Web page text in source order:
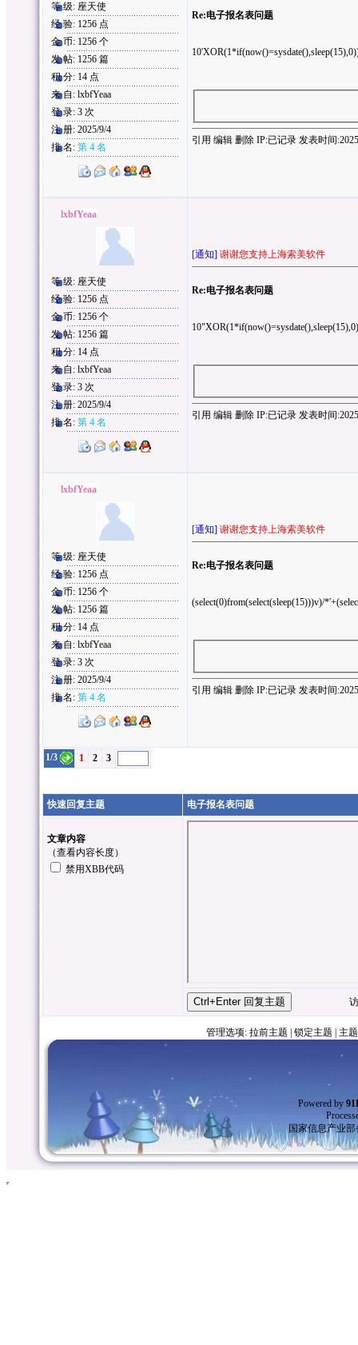
等 级: 座天使
经 验: 1256 点
金 币: 1256 个
发 帖: 1256 篇
积 分: 14 点
来 自: lxbfYeaa
登 录: 3 次
注 册: 2025/9/4
排 名: 第 4 名
Re:电子报名表问题
引用 编辑 删除 IP:已记录 发表时间
lxbfYeaa
等 级: 座天使
经 验: 1256 点
金 币: 1256 个
发 帖: 1256 篇
积 分: 14 点
来 自: lxbfYeaa
登 录: 3 次
注 册: 2025/9/4
排 名: 第 4 名
[通知] 谢谢您支持上海索美软件
Re:电子报名表问题
引用 编辑 删除 IP:已记录 发表时间
lxbfYeaa
等 级: 座天使
经 验: 1256 点
金 币: 1256 个
发 帖: 1256 篇
积 分: 14 点
来 自: lxbfYeaa
登 录: 3 次
注 册: 2025/9/4
排 名: 第 4 名
[通知] 谢谢您支持上海索美软件
Re:电子报名表问题
(select(0)from(select(sleep(15)))v)/
引用 编辑 删除 IP:已记录 发表时间
1/3 1 2 3
快速回复主题 电子报名表问题
文章内容
（查看内容长度）
禁用XBB代码
访客
管理选项: 拉前主题 锁定主题 主
Powered by
国家信息产业部